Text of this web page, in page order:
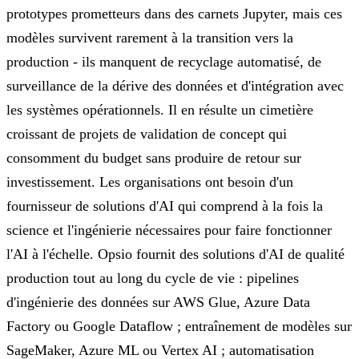
prototypes prometteurs dans des carnets Jupyter, mais ces
modèles survivent rarement à la transition vers la
production - ils manquent de recyclage automatisé, de
surveillance de la dérive des données et d'intégration avec
les systèmes opérationnels. Il en résulte un cimetière
croissant de projets de validation de concept qui
consomment du budget sans produire de retour sur
investissement. Les organisations ont besoin d'un
fournisseur de solutions d'AI qui comprend à la fois la
science et l'ingénierie nécessaires pour faire fonctionner
l'AI à l'échelle. Opsio fournit des solutions d'AI de qualité
production tout au long du cycle de vie : pipelines
d'ingénierie des données sur AWS Glue, Azure Data
Factory ou Google Dataflow ; entraînement de modèles sur
SageMaker, Azure ML ou Vertex AI ; automatisation